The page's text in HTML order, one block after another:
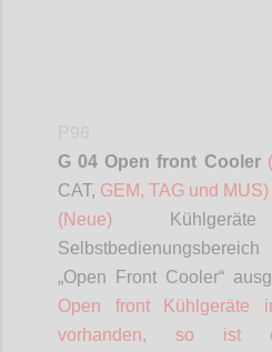
G 04 Open front Cooler
CAT, GEM, TAG und MUS)
(Neue)
„Open Front Cooler“
Open front Kühlgeräte
vorhanden, so ist